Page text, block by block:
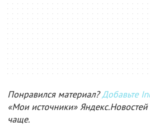
Понравился материал?Добавьте
«Мои источники» Яндекс.Новостей
чаще.